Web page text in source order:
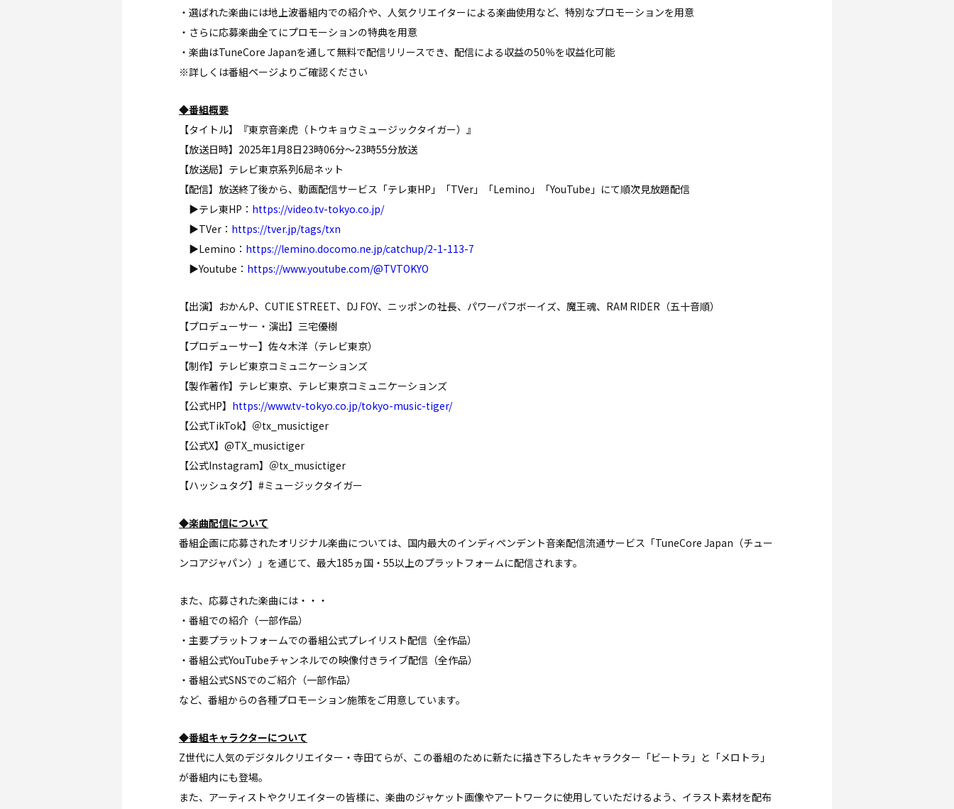
・選ばれた楽曲には地上波番組内での紹介や、人気クリエイターによる楽曲使用など、特別なプロモーションを用意
・さらに応募楽曲全てにプロモーションの特典を用意
・楽曲はTuneCore Japanを通して無料で配信リリースでき、配信による収益の50％を収益化可能
※詳しくは番組ページよりご確認ください
◆番組概要
【タイトル】『東京音楽虎（トウキョウミュージックタイガー）』
【放送日時】2025年1月8日23時06分～23時55分放送
【放送局】テレビ東京系列6局ネット
【配信】放送終了後から、動画配信サービス「テレ東HP」「TVer」「Lemino」「YouTube」にて順次見放題配信
▶テレ東HP： https://video.tv-tokyo.co.jp/
▶TVer： https://tver.jp/tags/txn
▶Lemino： https://lemino.docomo.ne.jp/catchup/2-1-113-7
▶Youtube： https://www.youtube.com/@TVTOKYO
【出演】おかんP、CUTIE STREET、DJ FOY、ニッポンの社長、パワーパフボーイズ、魔王魂、RAM RIDER（五十音順）
【プロデューサー・演出】三宅優樹
【プロデューサー】佐々木洋（テレビ東京）
【制作】テレビ東京コミュニケーションズ
【製作著作】テレビ東京、テレビ東京コミュニケーションズ
【公式HP】 https://www.tv-tokyo.co.jp/tokyo-music-tiger/
【公式TikTok】＠tx_musictiger
【公式X】@TX_musictiger
【公式Instagram】＠tx_musictiger
【ハッシュタグ】#ミュージックタイガー
◆楽曲配信について
番組企画に応募されたオリジナル楽曲については、国内最大のインディペンデント音楽配信流通サービス「TuneCore Japan（チュー
ンコアジャパン）」を通じて、最大185ヵ国・55以上のプラットフォームに配信されます。
また、応募された楽曲には・・・
・番組での紹介（一部作品）
・主要プラットフォームでの番組公式プレイリスト配信（全作品）
・番組公式YouTubeチャンネルでの映像付きライブ配信（全作品）
・番組公式SNSでのご紹介（一部作品）
など、番組からの各種プロモーション施策をご用意しています。
◆番組キャラクターについて
Z世代に人気のデジタルクリエイター・寺田てらが、この番組のために新たに描き下ろしたキャラクター「ビートラ」と「メロトラ」
が番組内にも登場。
また、アーティストやクリエイターの皆様に、楽曲のジャケット画像やアートワークに使用していただけるよう、イラスト素材を配布